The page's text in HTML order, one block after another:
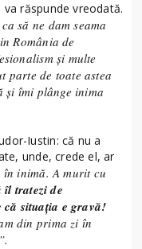
răspunde vreodată.
să ne dam seama
România de
și multe
parte de toate astea
și îmi plânge inima
Iustin: că nu a
unde, crede el, ar
în inimă. A murit cu
îl tratezi de
că situația e gravă!
din prima zi în